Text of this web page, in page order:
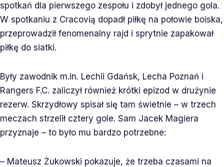
spotkań dla pierwszego zespołu i zdobył jednego gola.
W spotkaniu z Cracovią dopadł piłkę na połowie boiska,
przeprowadził fenomenalny rajd i sprytnie zapakował
piłkę do siatki.
Były zawodnik m.in. Lechii Gdańsk, Lecha Poznań i
Rangers F.C. zaliczył również krótki epizod w drużynie
rezerw. Skrzydłowy spisał się tam świetnie – w trzech
meczach strzelił cztery gole. Sam Jacek Magiera
przyznaje – to było mu bardzo potrzebne:
– Mateusz Żukowski pokazuje, że trzeba czasami na